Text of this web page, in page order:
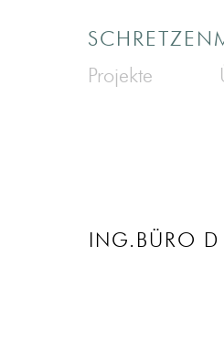
Projekte
ING.BÜRO D